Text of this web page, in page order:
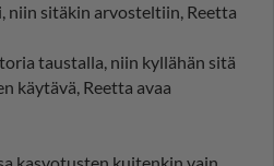
niin sitäkin arvosteltiin, Reetta
taustalla, niin kyllähän sitä
käytävä, Reetta avaa